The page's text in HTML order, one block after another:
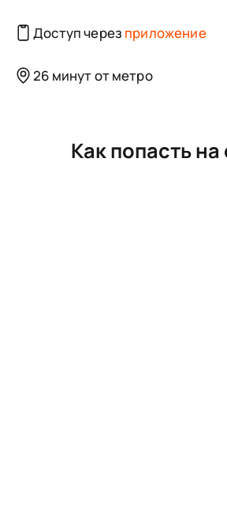
Доступ через приложение
26 минут от метро
Как попасть на